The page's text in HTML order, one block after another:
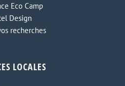
Eco Camp
Design
recherches
LOCALES